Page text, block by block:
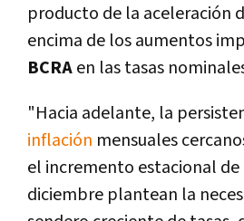
producto de la aceleración
encima de los aumentos
BCRAen las tasas
"Hacia adelante, la
inflación mensuales
el incremento estacional de
diciembre plantean la